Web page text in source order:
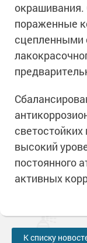
Морозостойкие
окрашивания.
пораженные
сцепленными
высокий
постоянного
активных
К списку